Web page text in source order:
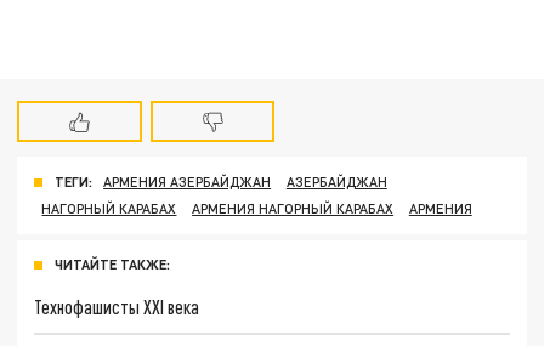
ТЕГИ: АРМЕНИЯ АЗЕРБАЙДЖАН
АЗЕРБАЙДЖАН
НАГОРНЫЙ КАРАБАХ
АРМЕНИЯ НАГОРНЫЙ КАРАБАХ АРМЕНИЯ
ЧИТАЙТЕ ТАКЖЕ:
Технофашисты XXI века